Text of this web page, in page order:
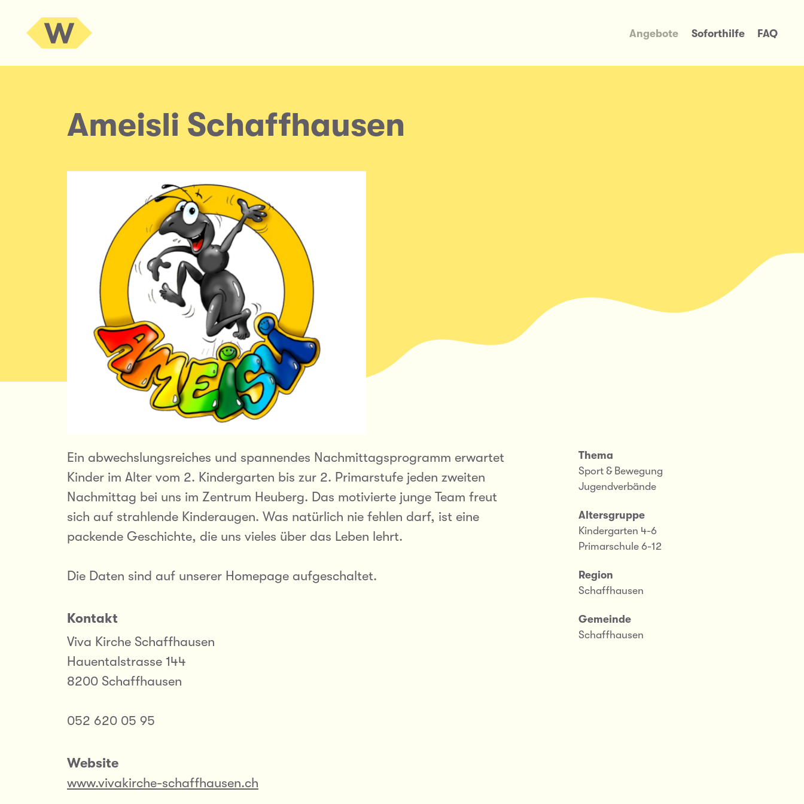
Angebote Soforthilfe FAQ
Ameisli Schaffhausen
Ein abwechslungsreiches und spannendes Nachmittagsprogramm erwartet
Kinder im Alter vom 2. Kindergarten bis zur 2. Primarstufe jeden zweiten
Nachmittag bei uns im Zentrum Heuberg. Das motivierte junge Team freut
sich auf strahlende Kinderaugen. Was natürlich nie fehlen darf, ist eine
packende Geschichte, die uns vieles über das Leben lehrt.
Die Daten sind auf unserer Homepage aufgeschaltet.
Kontakt
Viva Kirche Schaffhausen
Hauentalstrasse 144
8200 Schaffhausen
052 620 05 95
Website
www.vivakirche-schaffhausen.ch
Thema
Sport & Bewegung
Jugendverbände
Altersgruppe
Kindergarten 4-6
Primarschule 6-12
Region
Schaffhausen
Gemeinde
Schaffhausen